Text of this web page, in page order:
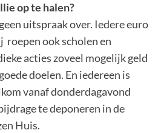
op te halen?
uitspraak over. Iedere euro
roepen ook scholen en
acties zoveel mogelijk geld
doelen. En iedereen is
vanaf donderdagavond
te deponeren in de
Huis.